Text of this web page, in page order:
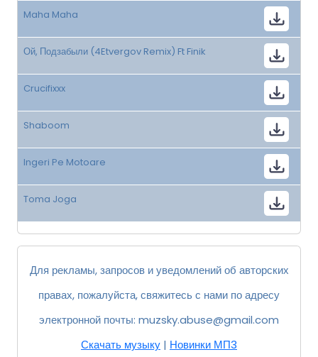
Maha Maha
Ой, Подзабыли (4Etvergov Remix) Ft Finik
Crucifixxx
Shaboom
Ingeri Pe Motoare
Toma Joga
Для рекламы, запросов и уведомлений об авторских
правах, пожалуйста, свяжитесь с нами по адресу
электронной почты: muzsky.abuse@gmail.com
Скачать музыку | Новинки МП3